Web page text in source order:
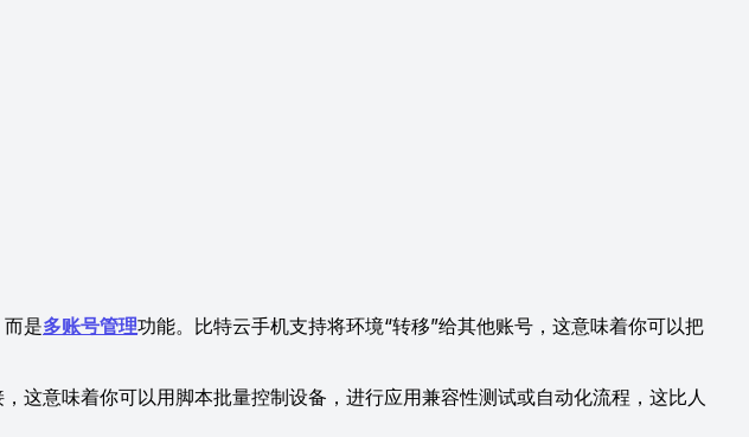
是多账号管理功能。比特云手机支持将环境“转移”给其他账号，这意味着你可以把
这意味着你可以用脚本批量控制设备，进行应用兼容性测试或自动化流程，这比人